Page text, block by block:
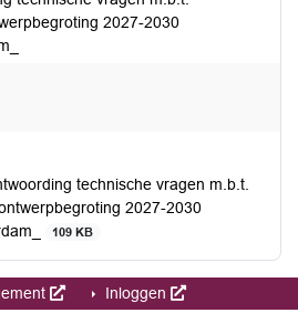
2027-2030
technische vragen m.b.t.
2027-2030
109 KB
Inloggen